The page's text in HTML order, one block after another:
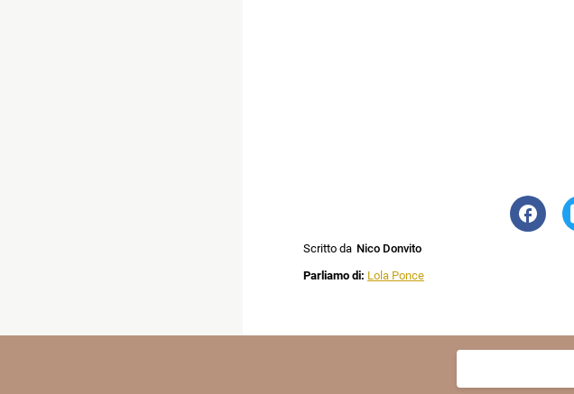
Scritto da Nico Donvito
Parliamo di: Lola Ponce
Ricerca